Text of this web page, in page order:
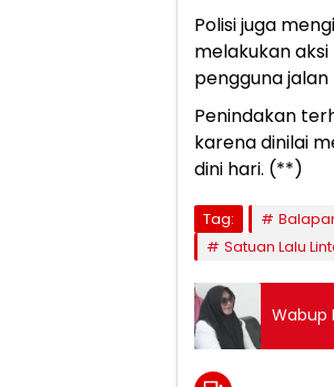
Polisi juga
melakukan
pengguna jalan
Penindakan
karena dinilai
dini hari. (**)
Tag:
Satuan Lalu
Wabup